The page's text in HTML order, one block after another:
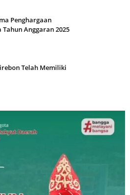
Penghargaan
Tahun Anggaran 2025
Telah Memiliki